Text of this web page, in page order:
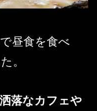
昼食を食べ
。
落なカフェや